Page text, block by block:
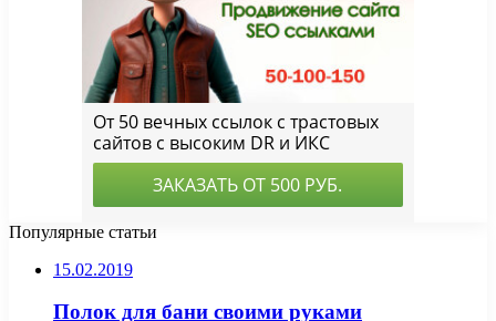
Популярные статьи
15.02.2019
Полок для бани своими руками